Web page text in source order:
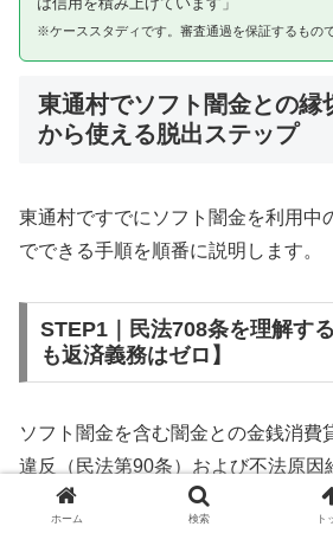
※ケーススタディです。審査通過を保証するもの
東通村でソフト闇金との縁
から使える脱出ステップ
東通村ですでにソフト闇金を利用中
でできる手順を順番に説明します。
STEP1｜民法708条を理解す
も返済義務はゼロ】
ソフト闇金を含む闇金との金銭消費
違反（民法第90条）および不法原因
に該当するため、法的には無効です
ホーム 検索 ト